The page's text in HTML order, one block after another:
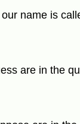
name is
are in the